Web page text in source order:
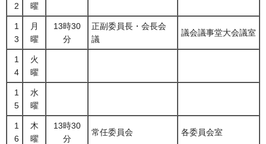
2
曜
1
3
月
曜
13時30
分
正副委員長・会長会
議
議会議事堂大会議室
1
4
火
曜
1
5
水
曜
1
6
木
曜
13時30
分
常任委員会 各委員会室